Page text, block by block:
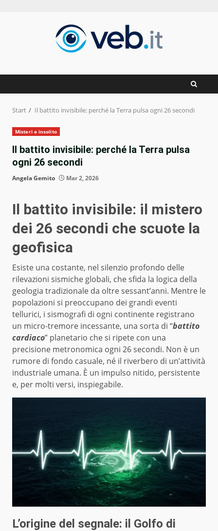
Start Il battito invisibile: perché la Terra pulsa ogni 26 secondi
Misteri e insolito
Il battito invisibile: perché la Terra pulsa
ogni 26 secondi
Angela Gemito Mar 2, 2026
Il battito invisibile: il mistero
dei 26 secondi che scuote la
geofisica
Esiste una costante, nel silenzio profondo delle
rilevazioni sismiche globali, che sfida la logica della
geologia tradizionale da oltre sessant’anni. Mentre le
popolazioni si preoccupano dei grandi eventi
tellurici, i sismografi di ogni continente registrano
un micro-tremore incessante, una sorta di “battito
cardiaco” planetario che si ripete con una
precisione metronomica ogni 26 secondi. Non è un
rumore di fondo casuale, né il riverbero di un’attività
industriale umana. È un impulso nitido, persistente
e, per molti versi, inspiegabile.
L’origine del segnale: il Golfo di